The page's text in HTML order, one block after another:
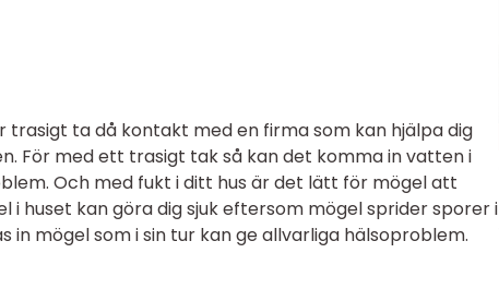
ta då kontakt med en firma som kan hjälpa dig
För med ett trasigt tak så kan det komma in vatten i
Och med fukt i ditt hus är det lätt för mögel att
huset kan göra dig sjuk eftersom mögel sprider sporer i
in mögel som i sin tur kan ge allvarliga hälsoproblem.